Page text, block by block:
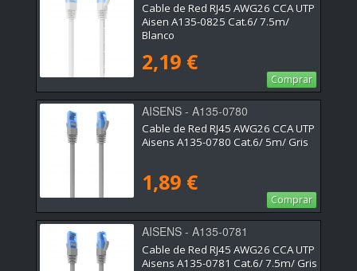
Cable de Red RJ45 AWG26 CCA UTP
Aisen A135-0825 Cat.6/ 7.5m/
Blanco
2,19 €
Comprar
AISENS - A135-0780
Cable de Red RJ45 AWG26 CCA UTP
Aisens A135-0780 Cat.6/ 5m/ Gris
1,89 €
Comprar
AISENS - A135-0781
Cable de Red RJ45 AWG26 CCA UTP
Aisens A135-0781 Cat.6/ 7.5m/ Gris